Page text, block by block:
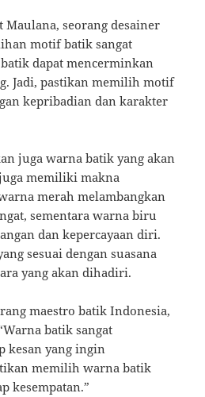
seorang desainer
motif batik sangat
dapat mencerminkan
Jadi, pastikan memilih motif
kepribadian dan karakter
juga warna batik yang akan
memiliki makna
merah melambangkan
sementara warna biru
dan kepercayaan diri.
sesuai dengan suasana
yang akan dihadiri.
maestro batik Indonesia,
batik sangat
kesan yang ingin
memilih warna batik
kesempatan.”